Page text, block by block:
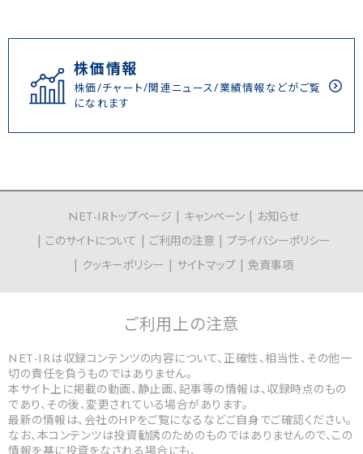
株価情報
株価/チャート/関連ニュース/業績情報などがご覧
になれます
NET-IRトップページ キャンペーン
お知らせ
このサイトについて
ご利用の注意
プライバシーポリシー
クッキーポリシー
サイトマップ 免責事項
ご利用上の注意
NET-IRは収録コンテンツの内容について、正確性、相当性、その他一
切の責任を負うものではありません。
本サイト上に掲載の動画、静止画、記事等の情報は、収録時点のもの
であり、その後、変更されている場合があります。
最新の情報は、会社のHPをご覧になるなどご自身でご確認ください。
なお、本コンテンツは投資勧誘のためのものではありませんので、この